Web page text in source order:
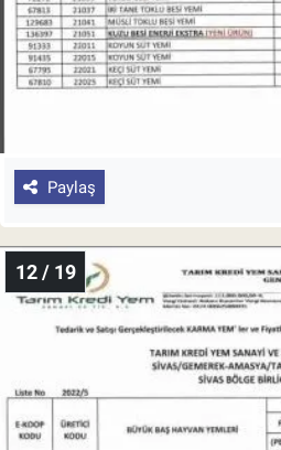
Paylaş
12 / 19